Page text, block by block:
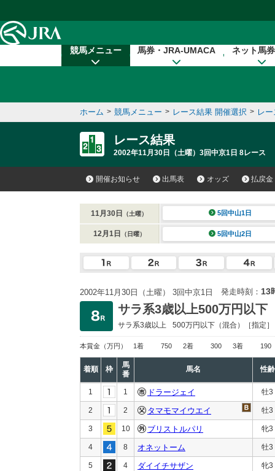
競馬メニュー 馬券・JRA-UMACA ネット馬
ホーム > 競馬メニュー > レース結果 開催選択 > レ
レース結果
2002年11月30日（土曜）3回中京1日 8レース
開催お知らせ 出馬表 オッズ 払戻金
11月30日 （土曜） 5回中山1日
12月1日 （日曜） 5回中山2日
2002年11月30日（土曜） 3回中京1日 発走時刻： 13
サラ系3歳以上500万円以下
サラ系3歳以上 500万円以下 （混合）［指定］
本賞金 （万円） 1着 750 2着 300 3着 190
着順 枠
馬
番
馬名 性齢
1 1 ドラージェイ 牡3
2 2 タマモマイウエイ 牡3
3 10 ブリストルパリ 牝3
4 8 オネットーム 牡3
5 4 ダイイチサザン 牝3